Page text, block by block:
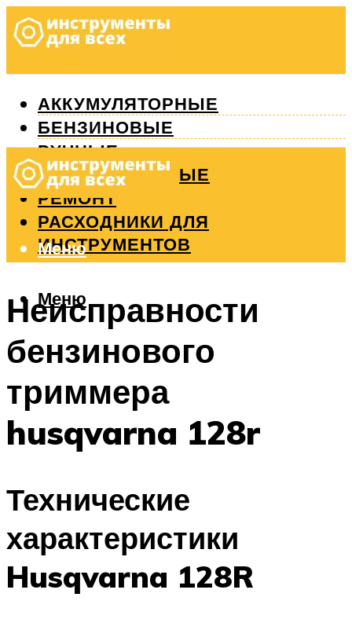
АККУМУЛЯТОРНЫЕ
БЕНЗИНОВЫЕ
РУЧНЫЕ
ИЗМЕРИТЕЛЬНЫЕ
РЕМОНТ
РАСХОДНИКИ ДЛЯ
ИНСТРУМЕНТОВ
Меню
Меню
Неисправности
бензинового
триммера
husqvarna 128r
Технические
характеристики
Husqvarna 128R